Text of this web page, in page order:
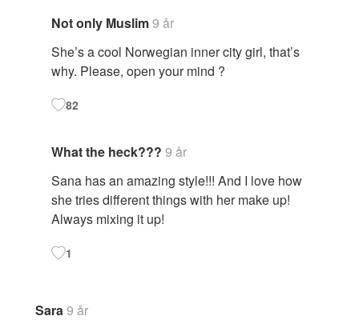
Not only Muslim9 år
She’s a cool Norwegian inner city girl, that’s
why. Please, open your mind ?
82
What the heck??? 9 år
Sana has an amazing style!!! And I love how
she tries different things with her make up!
Always mixing it up!
1
Sara9 år